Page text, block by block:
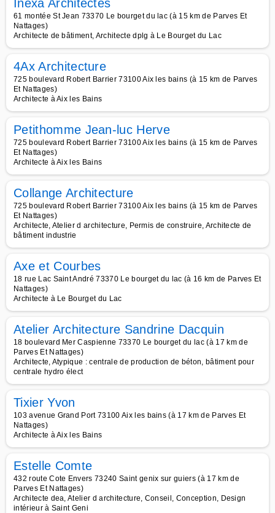
Inexa Architectes
61 montée St Jean 73370 Le bourget du lac (à 15 km de Parves Et
Nattages)
Architecte de bâtiment, Architecte dplg à Le Bourget du Lac
4Ax Architecture
725 boulevard Robert Barrier 73100 Aix les bains (à 15 km de Parves
Et Nattages)
Architecte à Aix les Bains
Petithomme Jean-luc Herve
725 boulevard Robert Barrier 73100 Aix les bains (à 15 km de Parves
Et Nattages)
Architecte à Aix les Bains
Collange Architecture
725 boulevard Robert Barrier 73100 Aix les bains (à 15 km de Parves
Et Nattages)
Architecte, Atelier d architecture, Permis de construire, Architecte de
bâtiment industrie
Axe et Courbes
18 rue Lac Saint André 73370 Le bourget du lac (à 16 km de Parves Et
Nattages)
Architecte à Le Bourget du Lac
Atelier Architecture Sandrine Dacquin
18 boulevard Mer Caspienne 73370 Le bourget du lac (à 17 km de
Parves Et Nattages)
Architecte, Atypique : centrale de production de béton, bâtiment pour
centrale hydro élect
Tixier Yvon
103 avenue Grand Port 73100 Aix les bains (à 17 km de Parves Et
Nattages)
Architecte à Aix les Bains
Estelle Comte
432 route Cote Envers 73240 Saint genix sur guiers (à 17 km de
Parves Et Nattages)
Architecte dea, Atelier d architecture, Conseil, Conception, Design
intérieur à Saint Geni